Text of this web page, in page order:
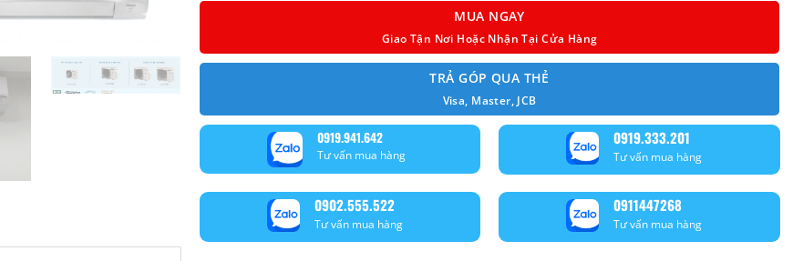
MUA NGAY
Giao Tận Nơi Hoặc Nhận Tại Cửa Hàng
TRẢ GÓP QUA THẺ
Visa, Master, JCB
0919.941.642
Tư vấn mua hàng
0919.333.201
Tư vấn mua hàng
0902.555.522
Tư vấn mua hàng
0911447268
Tư vấn mua hàng